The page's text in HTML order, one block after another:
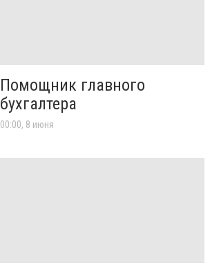
Помощник главного
бухгалтера
00:00, 8 июня